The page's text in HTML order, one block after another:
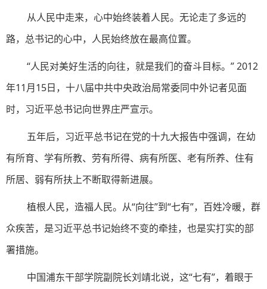
从人民中走来，心中始终装着人民。无论走了多远的
路，总书记的心中，人民始终放在最高位置。
“人民对美好生活的向往，就是我们的奋斗目标。” 2012
年11月15日，十八届中共中央政治局常委同中外记者见面
时，习近平总书记向世界庄严宣示。
五年后，习近平总书记在党的十九大报告中强调，在幼
有所育、学有所教、劳有所得、病有所医、老有所养、住有
所居、弱有所扶上不断取得新进展。
植根人民，造福人民。从“向往”到“七有”，百姓冷暖，群
众疾苦，是习近平总书记始终不变的牵挂，也是实打实的部
署措施。
中国浦东干部学院副院长刘靖北说，这“七有”，着眼于